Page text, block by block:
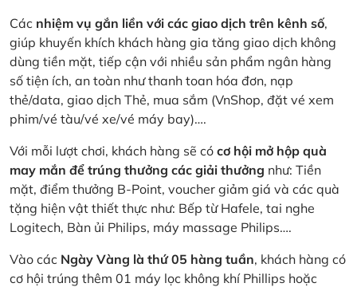
Các nhiệm vụ gắn liền với các giao dịch trên kênh số,
giúp khuyến khích khách hàng gia tăng giao dịch không
dùng tiền mặt, tiếp cận với nhiều sản phẩm ngân hàng
số tiện ích, an toàn như thanh toan hóa đơn, nạp
thẻ/data, giao dịch Thẻ, mua sắm (VnShop, đặt vé xem
phim/vé tàu/vé xe/vé máy bay)….
Với mỗi lượt chơi, khách hàng sẽ có cơ hội mở hộp quà
may mắn để trúng thưởng các giải thưởng như: Tiền
mặt, điểm thưởng B-Point, voucher giảm giá và các quà
tặng hiện vật thiết thực như: Bếp từ Hafele, tai nghe
Logitech, Bàn ủi Philips, máy massage Philips….
Vào các Ngày Vàng là thứ 05 hàng tuần, khách hàng có
cơ hội trúng thêm 01 máy lọc không khí Phillips hoặc